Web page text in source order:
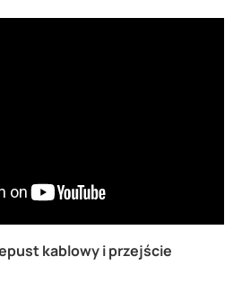
kablowy i przejście